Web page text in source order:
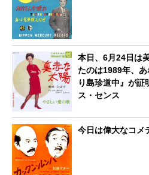
本日、6月24日は
たのは1989年、
り島珍道中』が証
ス・センス
今日は偉大なコメ